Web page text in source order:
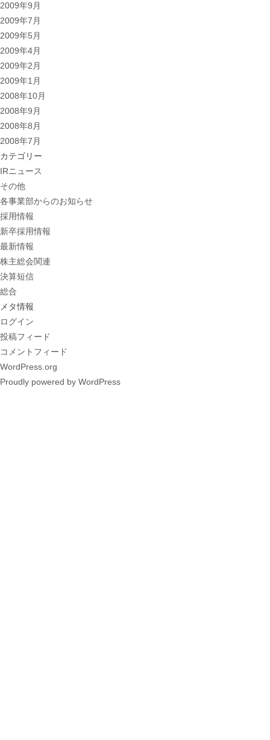
2009年9月
2009年7月
2009年5月
2009年4月
2009年2月
2009年1月
2008年10月
2008年9月
2008年8月
2008年7月
カテゴリー
IRニュース
その他
各事業部からのお知らせ
採用情報
新卒採用情報
最新情報
株主総会関連
決算短信
総合
メタ情報
ログイン
投稿フィード
コメントフィード
WordPress.org
Proudly powered by WordPress